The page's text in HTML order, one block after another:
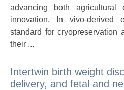
advancing both agricultural
innovation. In vivo-derived
standard for cryopreservation
their ...
Intertwin birth weight
delivery, and fetal and